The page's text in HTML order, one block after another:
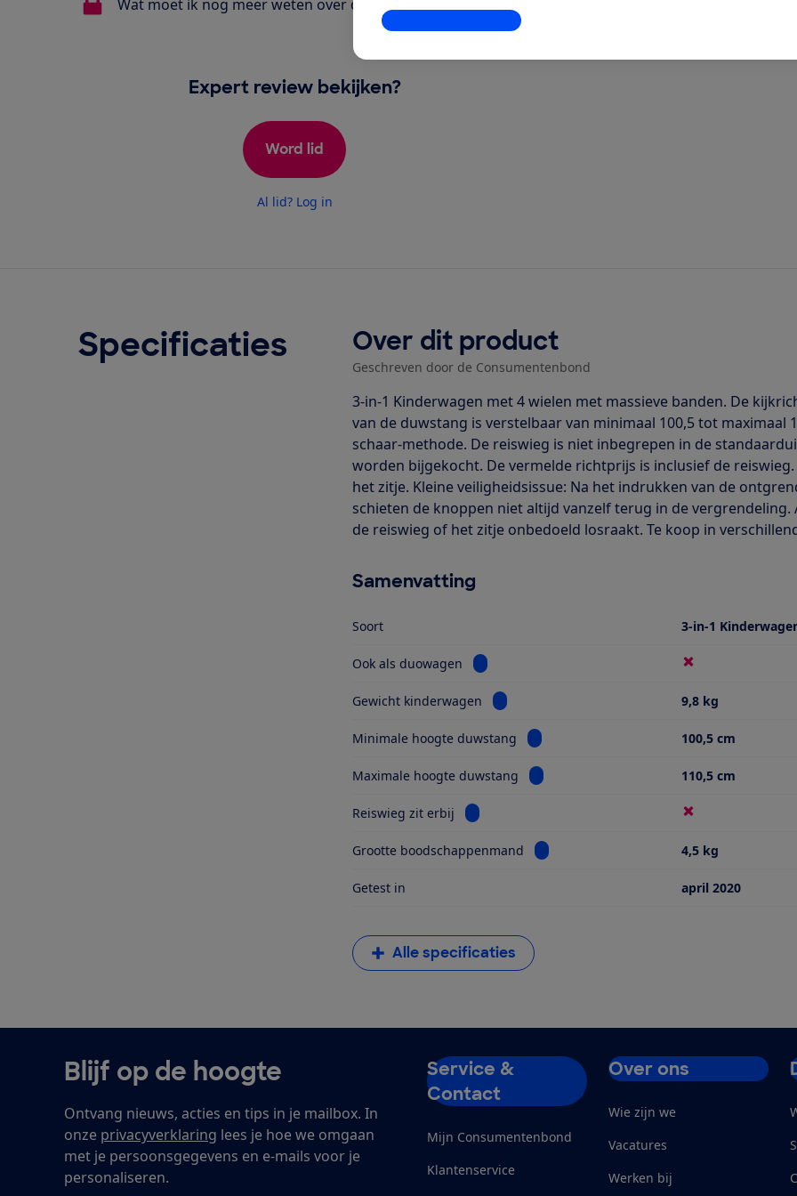
Instellingen aanpassen
Wat moet ik nog meer weten over de Nuna Triv?
Expert review bekijken?
Word lid
Al lid? Log in
Specificaties Over dit product
Geschreven door de Consumentenbond
3-in-1 Kinderwagen met 4 wielen met massieve banden. De
van de duwstang is verstelbaar van minimaal 100,5 tot maximaal
schaar-methode. De reiswieg is niet inbegrepen in de
worden bijgekocht. De vermelde richtprijs is inclusief de
het zitje. Kleine veiligheidsissue: Na het indrukken van de
schieten de knoppen niet altijd vanzelf terug in de
de reiswieg of het zitje onbedoeld losraakt. Te koop in
Samenvatting
Soort 3-in-1
Ook als duowagen Bekijk informatie voor Ook als duowagen
Gewicht kinderwagen Bekijk informatie voor Gewicht kinderwagen
9,8 kg
Minimale hoogte duwstang Bekijk informatie voor Minimale hoogte
100,5 cm
Maximale hoogte duwstang Bekijk informatie voor Maximale hoogte
110,5 cm
Reiswieg zit erbij Bekijk informatie voor Reiswieg zit erbij
Grootte boodschappenmand Bekijk informatie voor Grootte
4,5 kg
Getest in april 2020
Alle specificaties
Blijf op de hoogte
Ontvang nieuws, acties en tips in je mailbox. In
onze privacyverklaring lees je hoe we omgaan
met je persoonsgegevens en e-mails voor je
personaliseren.
Service &
Contact
Mijn Consumentenbond
Klantenservice
Over ons
Wie zijn we
Vacatures
Werken bij